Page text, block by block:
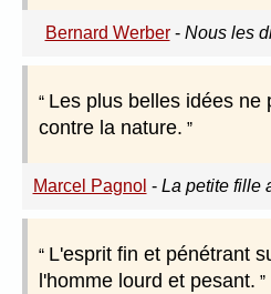
Bernard Werber- Nous les
Les plus belles idées ne
contre la nature.
Marcel Pagnol - La petite fille
L'esprit fin et pénétrant
l'homme lourd et pesant.